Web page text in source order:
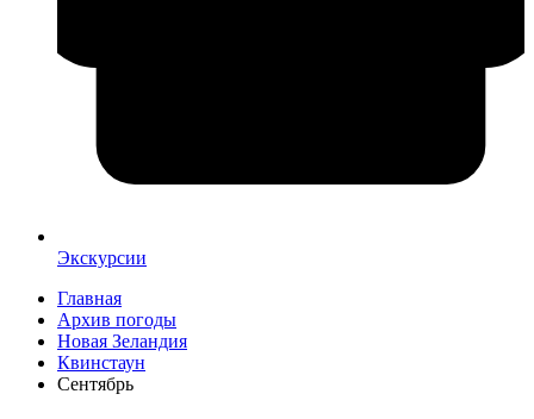
Экскурсии
Главная
Архив погоды
Новая Зеландия
Квинстаун
Сентябрь